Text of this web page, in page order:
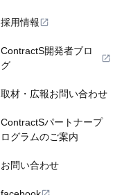
採用情報
ContractS開発者ブロ
グ
取材・広報お問い合わせ
ContractSパートナープ
ログラムのご案内
お問い合わせ